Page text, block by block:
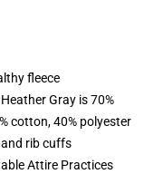
fleece
Gray is 70%
cotton, 40% polyester
rib cuffs
Attire Practices